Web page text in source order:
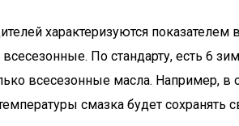
характеризуются
По стандарту, есть 6
всесезонные масла. Например, в
смазка будет сохранять